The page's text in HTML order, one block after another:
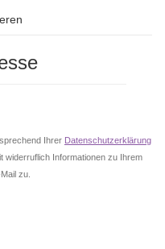
Ihrer Datenschutzerklärung
widerruflich Informationen zu Ihrem
zu.